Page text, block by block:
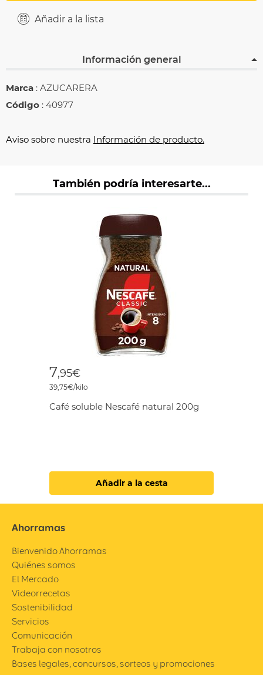
Añadir a la lista
Información general
Marca : AZUCARERA
Código : 40977
Aviso sobre nuestra Información de producto.
También podría interesarte...
7,95€
39,75€/kilo
Café soluble Nescafé natural 200g
Añadir a la cesta
Ahorramas
Bienvenido Ahorramas
Quiénes somos
El Mercado
Videorrecetas
Sostenibilidad
Servicios
Comunicación
Trabaja con nosotros
Bases legales, concursos, sorteos y promociones